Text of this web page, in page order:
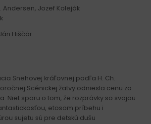
Andersen, Jozef Koleják
Hiščár
Snehovej kráľovnej podľa H. Ch.
Scénickej žatvy odniesla cenu za
Niet sporu o tom, že rozprávky so svojou
etosom príbehu i
sujetu sú pre detskú dušu